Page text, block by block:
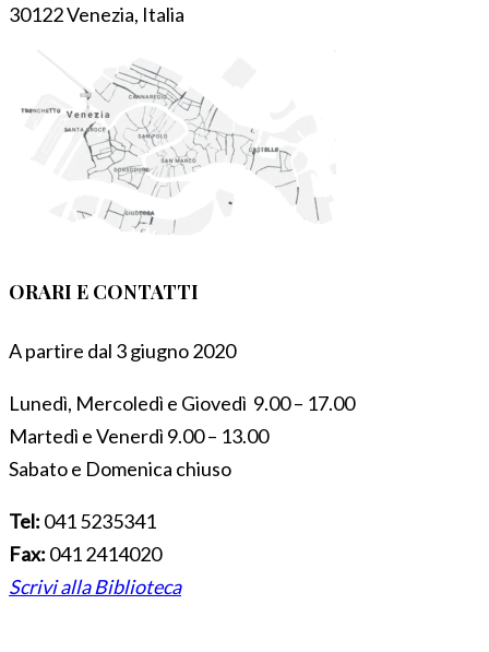
30122 Venezia, Italia
ORARI E CONTATTI
A partire dal 3 giugno 2020
Lunedì, Mercoledì e Giovedì 9.00 – 17.00
Martedì e Venerdì 9.00 – 13.00
Sabato e Domenica chiuso
Tel: 041 5235341
Fax: 041 2414020
Scrivi alla Biblioteca